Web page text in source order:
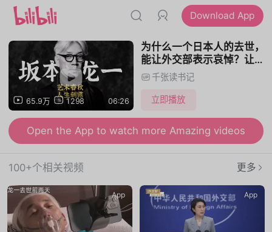
Download App
65.9万 1298 06:26
为什么一个日本人的去世，
能让外交部表示哀悼？让万
千国人自发悼念？|坂本龙
一
千张读书记
立即播放
Open the App to watch more Amazing videos
100+个相关视频 更多
App App